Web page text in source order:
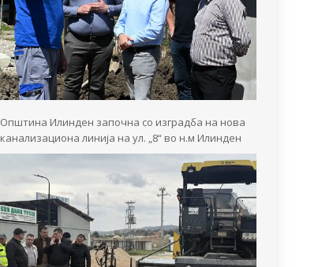
Општина Илинден започна со изградба на нова
канализациона линија на ул. „8“ во н.м Илинден